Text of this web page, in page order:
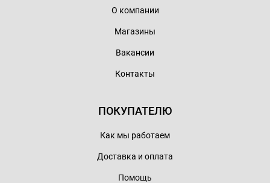
О компании
Магазины
Вакансии
Контакты
ПОКУПАТЕЛЮ
Как мы работаем
Доставка и оплата
Помощь